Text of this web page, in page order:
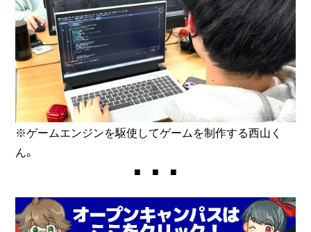
※ゲームエンジンを駆使してゲームを制作する西山く
ん。
■ ■ ■